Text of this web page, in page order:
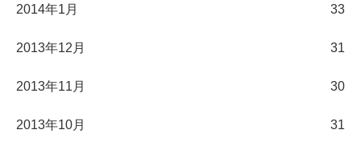
2014年1月 33
2013年12月 31
2013年11月 30
2013年10月 31